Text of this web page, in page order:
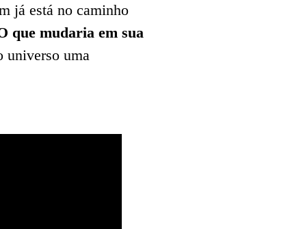
já está no caminho
que mudaria em sua
universo uma